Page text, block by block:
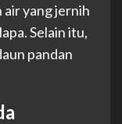
air yang jernih
Selain itu,
pandan